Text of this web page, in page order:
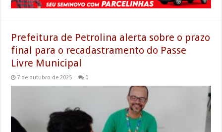
Prefeitura de Petrolina alerta sobre o prazo
final para o recadastramento do Passe
Livre Municipal
7 de outubro de 2025 0